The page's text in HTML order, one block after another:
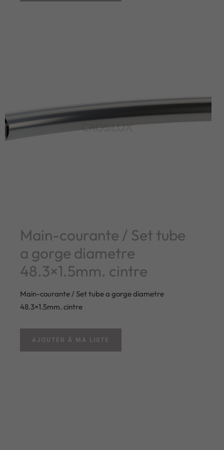
Main-courante / Set tube
a gorge diametre
48.3×1.5mm. cintre
Main-courante / Set tube a gorge diametre
48.3×1.5mm. cintre
AJOUTER À MA LISTE